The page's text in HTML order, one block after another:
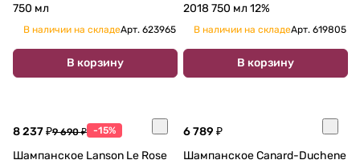
750 мл
В наличии на складеАрт. 623965
В корзину
2018 750 мл 12%
В наличии на складеАрт. 619805
В корзину
8 237 ₽9 690 ₽ -15%
Шампанское Lanson Le Rose
6 789 ₽
Шампанское Canard-Duchene